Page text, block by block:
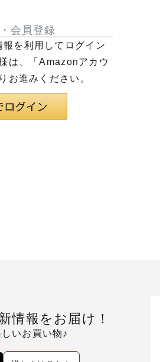
会員登録
を利用してログイン
は、「Amazonアカウ
お進みください。
情報をお届け！
いお買い物♪